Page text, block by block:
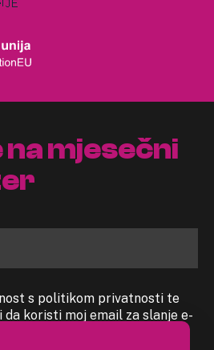
mjesečni
s politikom privatnosti te
koristi moj email za slanje e-